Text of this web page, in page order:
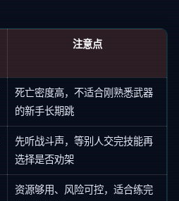
注意点
死亡密度高，不适合刚熟悉武器
的新手长期跳
先听战斗声，等别人交完技能再
选择是否劝架
资源够用、风险可控，适合练完